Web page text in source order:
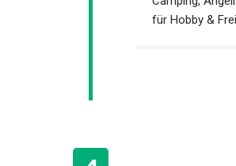
für Hobby &